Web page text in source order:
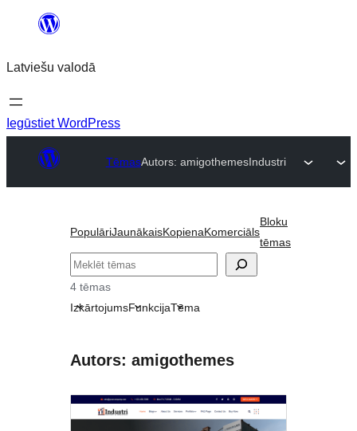
Pāriet
saturu
Latviešu valodā
Iegūstiet WordPress
TēmasAutors: amigothemesIndustri
PopulāriJaunākaisKopienaKomerciāls
Bloku
tēmas
Meklēt
4 tēmas
IzkārtojumsFunkcijaTēma
Autors: amigothemes